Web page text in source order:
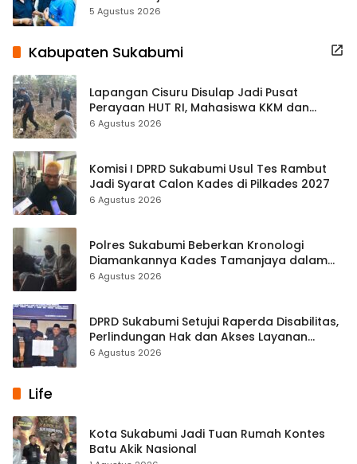
Kebangsaan
5 Agustus 2026
Kabupaten Sukabumi
Lapangan Cisuru Disulap Jadi Pusat
Perayaan HUT RI, Mahasiswa KKM dan
Warga Satukan Tenaga
6 Agustus 2026
Komisi I DPRD Sukabumi Usul Tes Rambut
Jadi Syarat Calon Kades di Pilkades 2027
6 Agustus 2026
Polres Sukabumi Beberkan Kronologi
Diamankannya Kades Tamanjaya dalam
Kasus Sabu
6 Agustus 2026
DPRD Sukabumi Setujui Raperda Disabilitas,
Perlindungan Hak dan Akses Layanan
Diperkuat
6 Agustus 2026
Life
Kota Sukabumi Jadi Tuan Rumah Kontes
Batu Akik Nasional